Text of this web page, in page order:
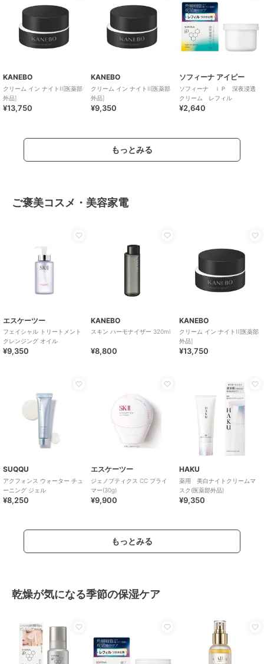
KANEBO
クリーム イン ナイトII[医薬部
外品]
¥13,750
KANEBO
クリーム イン ナイトII[医薬部
外品]
¥9,350
ソフィーナ アイピー
ソフィーナ ｉＰ 深夜浸透
クリーム レフィル
¥2,640
もっとみる
ご褒美コスメ・美容家電
エスケーツー
フェイシャル トリートメント
クレンジング オイル
¥9,350
KANEBO
スキン ハーモナイザー 320ml
¥8,800
KANEBO
クリーム イン ナイトII[医薬部
外品]
¥13,750
SUQQU
アクフォンス ウォーター チュ
ーニング ジェル
¥8,250
エスケーツー
ジェノプティクス CC プライ
マー(30g)
¥9,900
HAKU
薬用 美白ナイトクリームマ
スク(医薬部外品)
¥9,350
もっとみる
乾燥が気になる季節の保湿ケア